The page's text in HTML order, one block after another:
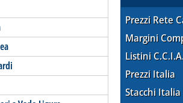
Prezzi Rete
Margini
Listini
Prezzi Italia
Stacchi Italia